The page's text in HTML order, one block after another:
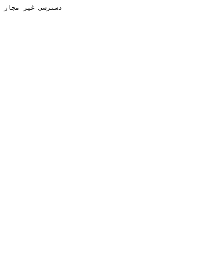
دسترسی غیر مجاز